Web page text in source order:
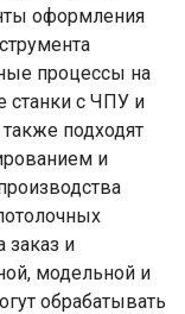
оформления
процессы на
станки с ЧПУ и
подходят
и
заказ и
модельной и
обрабатывать